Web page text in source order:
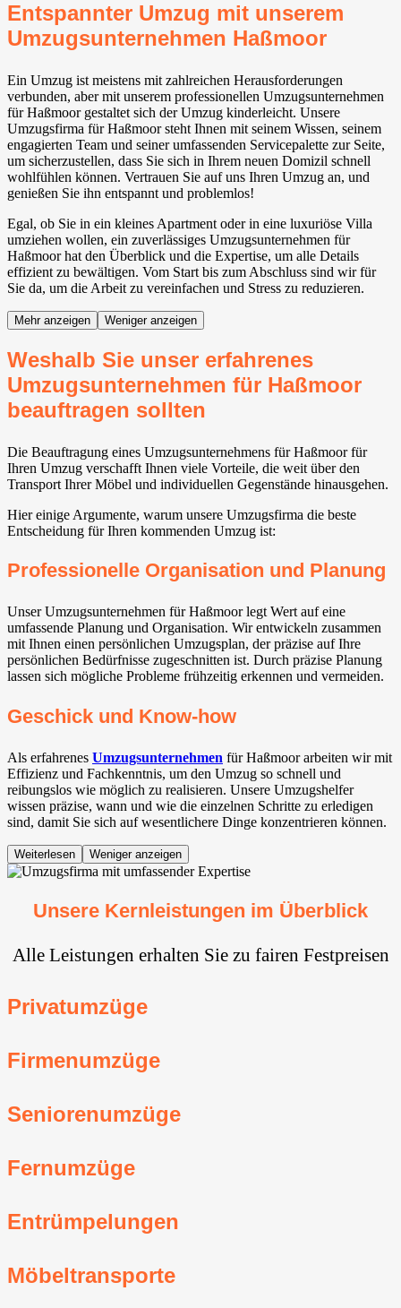
Entspannter Umzug mit unserem
Umzugsunternehmen Haßmoor
Ein Umzug ist meistens mit zahlreichen Herausforderungen
verbunden, aber mit unserem professionellen Umzugsunternehmen
für Haßmoor gestaltet sich der Umzug kinderleicht. Unsere
Umzugsfirma für Haßmoor steht Ihnen mit seinem Wissen, seinem
engagierten Team und seiner umfassenden Servicepalette zur Seite,
um sicherzustellen, dass Sie sich in Ihrem neuen Domizil schnell
wohlfühlen können. Vertrauen Sie auf uns Ihren Umzug an, und
genießen Sie ihn entspannt und problemlos!
Egal, ob Sie in ein kleines Apartment oder in eine luxuriöse Villa
umziehen wollen, ein zuverlässiges Umzugsunternehmen für
Haßmoor hat den Überblick und die Expertise, um alle Details
effizient zu bewältigen. Vom Start bis zum Abschluss sind wir für
Sie da, um die Arbeit zu vereinfachen und Stress zu reduzieren.
Mehr anzeigen Weniger anzeigen
Weshalb Sie unser erfahrenes
Umzugsunternehmen für Haßmoor
beauftragen sollten
Die Beauftragung eines Umzugsunternehmens für Haßmoor für
Ihren Umzug verschafft Ihnen viele Vorteile, die weit über den
Transport Ihrer Möbel und individuellen Gegenstände hinausgehen.
Hier einige Argumente, warum unsere Umzugsfirma die beste
Entscheidung für Ihren kommenden Umzug ist:
Professionelle Organisation und Planung
Unser Umzugsunternehmen für Haßmoor legt Wert auf eine
umfassende Planung und Organisation. Wir entwickeln zusammen
mit Ihnen einen persönlichen Umzugsplan, der präzise auf Ihre
persönlichen Bedürfnisse zugeschnitten ist. Durch präzise Planung
lassen sich mögliche Probleme frühzeitig erkennen und vermeiden.
Geschick und Know-how
Als erfahrenes Umzugsunternehmen für Haßmoor arbeiten wir mit
Effizienz und Fachkenntnis, um den Umzug so schnell und
reibungslos wie möglich zu realisieren. Unsere Umzugshelfer
wissen präzise, wann und wie die einzelnen Schritte zu erledigen
sind, damit Sie sich auf wesentlichere Dinge konzentrieren können.
Weiterlesen Weniger anzeigen
Unsere Kernleistungen im Überblick
Alle Leistungen erhalten Sie zu fairen Festpreisen
Privatumzüge
Firmenumzüge
Seniorenumzüge
Fernumzüge
Entrümpelungen
Möbeltransporte